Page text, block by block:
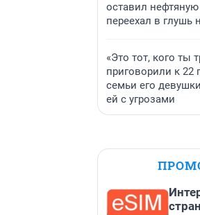
оставил
переехал в глушь
«Это тот, кого ты
приговорили к 22
семьи его
ей с угрозами